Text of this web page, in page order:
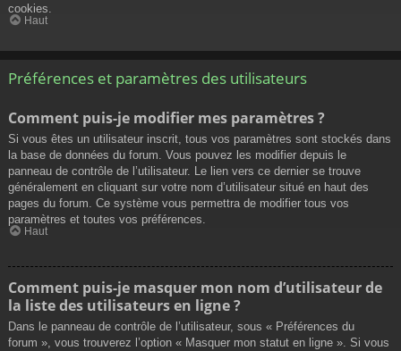
cookies.
Haut
Préférences et paramètres des utilisateurs
Comment puis-je modifier mes paramètres ?
Si vous êtes un utilisateur inscrit, tous vos paramètres sont stockés dans
la base de données du forum. Vous pouvez les modifier depuis le
panneau de contrôle de l’utilisateur. Le lien vers ce dernier se trouve
généralement en cliquant sur votre nom d’utilisateur situé en haut des
pages du forum. Ce système vous permettra de modifier tous vos
paramètres et toutes vos préférences.
Haut
Comment puis-je masquer mon nom d’utilisateur de
la liste des utilisateurs en ligne ?
Dans le panneau de contrôle de l’utilisateur, sous « Préférences du
forum », vous trouverez l’option « Masquer mon statut en ligne ». Si vous